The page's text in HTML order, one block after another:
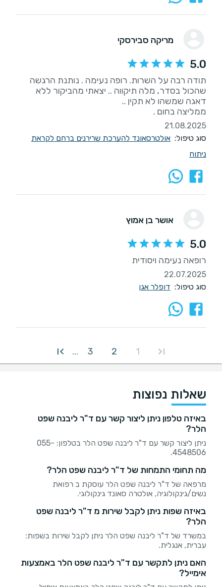
מריקה סבירסקי
5.0
תודה רבה על השרות. רופה נעימה . נותנת הרגשה
שהכול בסדר, מלה תיקווה .. יצאתי מהביקור ללא
ממליצה בחום .
21.08.2025
סוג טיפול: אולטרסאונד להערכת שרירנים ברחם לקראת
ניתוח
אושר בן אמוץ
5.0
רופאה נעימה ויסודית
22.07.2025
סוג טיפול: דופלר אגן
1
2
3
...
שאלות נפוצות
באיזה טלפון ניתן ליצור קשר עם ד"ר ליבנה שפט
הלר?
ניתן ליצור קשר עם ד"ר ליבנה שפט הלר בטלפון: 055-
4548506.
מה תחומי התמחות של ד"ר ליבנה שפט הלר?
מרפאה של ד"ר ליבנה שפט הלר עוסקת ב רפואת
נשים/גינקולוגיה, אולטרה סאונד גינקולוגי.
באיזה שפות ניתן לקבל שירות מ ד"ר ליבנה שפט
הלר?
במשרד של ד"ר ליבנה שפט הלר ניתן לקבל שירות בשפות:
עברית, אנגלית.
האם ניתן לתקשר עם ד"ר ליבנה שפט הלר באמצעות
אימייל?